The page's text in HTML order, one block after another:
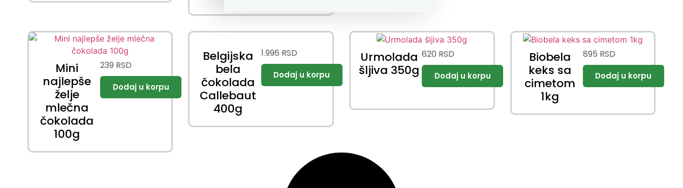
Mini
najlepše
želje
mlečna
čokolada
100g
239 RSD
Belgijska
bela
čokolada
Callebaut
400g
1.996 RSD
Urmolada
šljiva 350g
620 RSD
Biobela
keks sa
cimetom
1kg
895 RSD